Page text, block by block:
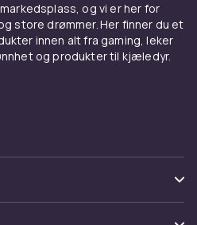
og vi er her for
store drømmer. Her finner du et
innen alt fra gaming, leker
og produkter til kjæledyr.